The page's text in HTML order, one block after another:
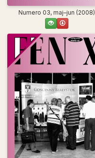
Numero 03, maj–jun (2008)